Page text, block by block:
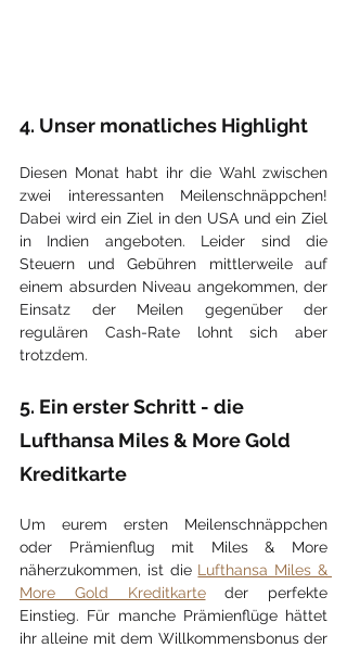
4. Unser monatliches Highlight
Diesen Monat habt ihr die Wahl zwischen
zwei interessanten Meilenschnäppchen!
Dabei wird ein Ziel in den USA und ein Ziel
in Indien angeboten. Leider sind die
Steuern und Gebühren mittlerweile auf
einem absurden Niveau angekommen, der
Einsatz der Meilen gegenüber der
regulären Cash-Rate lohnt sich aber
trotzdem.
5. Ein erster Schritt - die
Lufthansa Miles & More Gold
Kreditkarte
Um eurem ersten Meilenschnäppchen
oder Prämienflug mit Miles & More
näherzukommen, ist die Lufthansa Miles &
More Gold Kreditkarte der perfekte
Einstieg. Für manche Prämienflüge hättet
ihr alleine mit dem Willkommensbonus der